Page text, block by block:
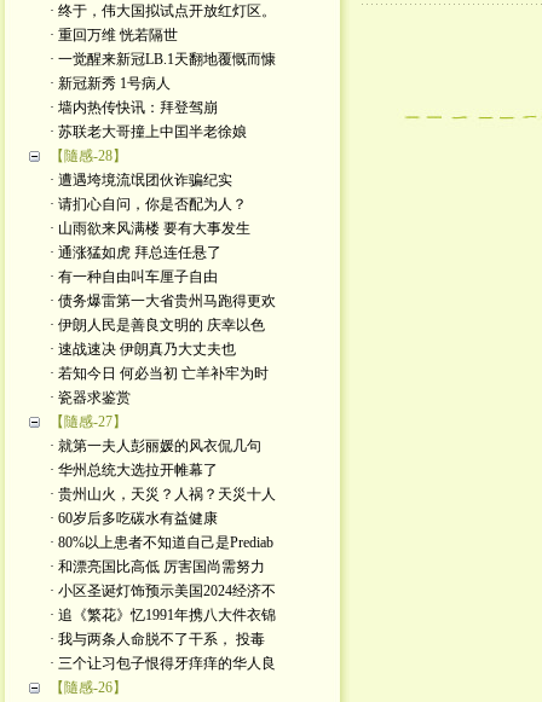
· 终于，伟大国拟试点开放红灯区。
· 重回万维 恍若隔世
· 一觉醒来新冠LB.1天翻地覆慨而慷
· 新冠新秀 1号病人
· 墙内热传快讯：拜登驾崩
· 苏联老大哥撞上中囯半老徐娘
【隨感-28】
· 遭遇垮境流氓团伙诈骗纪实
· 请扪心自问，你是否配为人？
· 山雨欲来风满楼 要有大事发生
· 通涨猛如虎 拜总连任悬了
· 有一种自由叫车厘子自由
· 债务爆雷第一大省贵州马跑得更欢
· 伊朗人民是善良文明的 庆幸以色
· 速战速决 伊朗真乃大丈夫也
· 若知今日 何必当初 亡羊补牢为时
· 瓷器求鉴赏
【隨感-27】
· 就第一夫人彭丽媛的风衣侃几句
· 华州总统大选拉开帷幕了
· 贵州山火，天災？人祸？天災十人
· 60岁后多吃碳水有益健康
· 80%以上患者不知道自己是Prediab
· 和漂亮国比高低 厉害国尚需努力
· 小区圣诞灯饰预示美国2024经济不
· 追《繁花》忆1991年携八大件衣锦
· 我与两条人命脱不了干系， 投毒
· 三个让习包子恨得牙痒痒的华人良
【隨感-26】